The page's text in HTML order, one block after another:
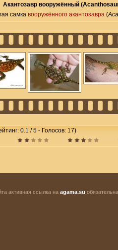
Акантозавр вооружённый
самкавооружённого акантозавра (
0.1 / 5 - Голосов: 17)
активная ссылка на agama.su